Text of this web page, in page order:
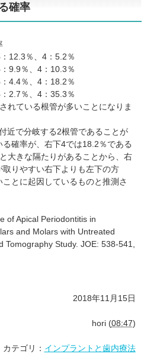
確率
12.3％、4：5.2％
9.9％、4：10.3％
4.4％、4：18.2％
2.7％、4：35.3％
れている根管が多いことになりま
近で分岐する2根管であることが
確率が、右下4では18.2％である
大きな隔たりがあることから、右
りやすい右下よりも左下の方
とに起因しているものと推測さ
of Apical Periodontitis in
and Molars with Untreated
Study. JOE: 538-541,
2018年11月15日
hori(08:47)
カテゴリ： インプラントと歯内療法